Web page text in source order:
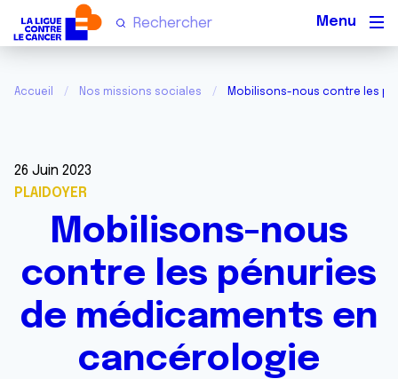
Accueil Nos missions sociales Mobilisons-nous contre les
26 Juin 2023
PLAIDOYER
Mobilisons-nous
contre les pénuries
de médicaments en
cancérologie